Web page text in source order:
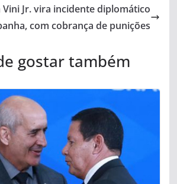
Jr. vira incidente diplomático
com cobrança de punições
gostar também